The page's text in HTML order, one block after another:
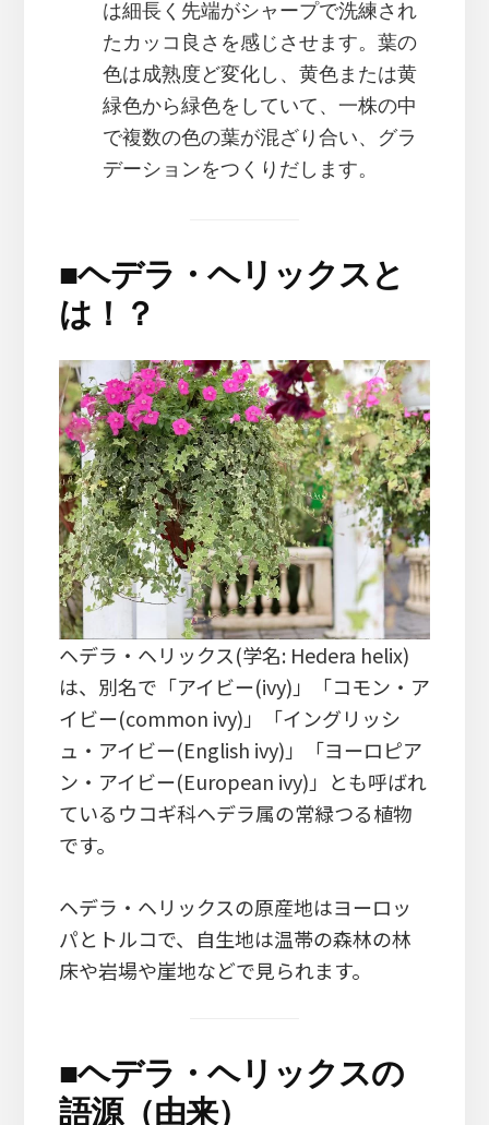
は細長く先端がシャープで洗練され
たカッコ良さを感じさせます。葉の
色は成熟度ど変化し、黄色または黄
緑色から緑色をしていて、一株の中
で複数の色の葉が混ざり合い、グラ
デーションをつくりだします。
■ヘデラ・ヘリックスと
は！？
ヘデラ・ヘリックス(学名: Hedera helix)
は、別名で「アイビー(ivy)」「コモン・ア
イビー(common ivy)」「イングリッシ
ュ・アイビー(English ivy)」「ヨーロピア
ン・アイビー(European ivy)」とも呼ばれ
ているウコギ科ヘデラ属の常緑つる植物
です。
ヘデラ・ヘリックスの原産地はヨーロッ
パとトルコで、自生地は温帯の森林の林
床や岩場や崖地などで見られます。
■ヘデラ・ヘリックスの
語源（由来）